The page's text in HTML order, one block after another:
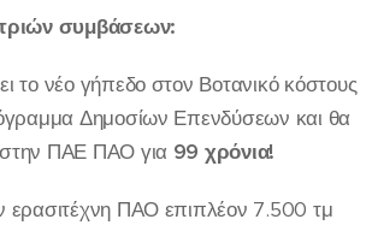
συμβάσεων:
το νέο γήπεδο στον Βοτανικό κόστους
Δημοσίων Επενδύσεων και θα
ΠΑΕ ΠΑΟ για 99 χρόνια!
ερασιτέχνη ΠΑΟ επιπλέον 7.500 τμ